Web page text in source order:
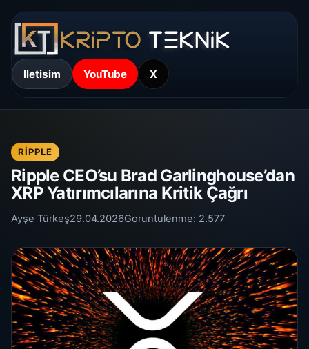
Iletisim YouTube X
RIPPLE
Ripple CEO’su Brad Garlinghouse’dan
XRP Yatırımcılarına Kritik Çağrı
Ayşe Türkeş29.04.2026Goruntulenme: 2.577